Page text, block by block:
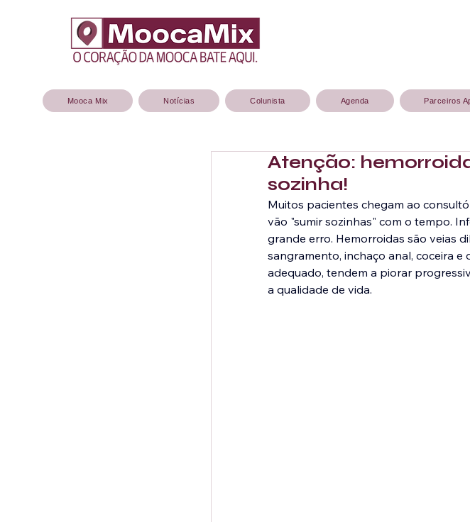
Mooca Mix Notícias Colunista Agenda Parceiros
Atenção:
sozinha!
Muitos pacientes chegam ao
vão "sumir sozinhas" com o tempo.
grande erro. Hemorroidas são veias
sangramento, inchaço anal, coceira
adequado, tendem a piorar
a qualidade de vida.